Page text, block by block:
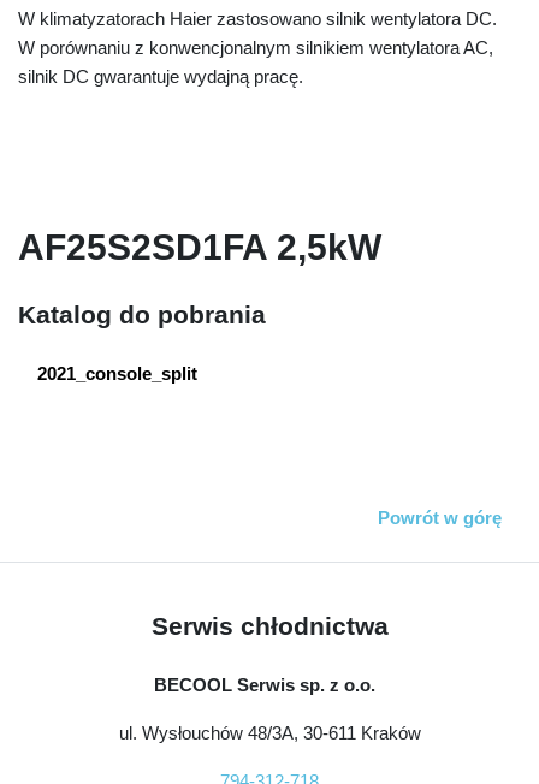
W klimatyzatorach Haier zastosowano silnik wentylatora DC.
W porównaniu z konwencjonalnym silnikiem wentylatora AC,
silnik DC gwarantuje wydajną pracę.
AF25S2SD1FA 2,5kW
Katalog do pobrania
2021_console_split
Powrót w górę
Serwis chłodnictwa
BECOOL Serwis sp. z o.o.
ul. Wysłouchów 48/3A, 30-611 Kraków